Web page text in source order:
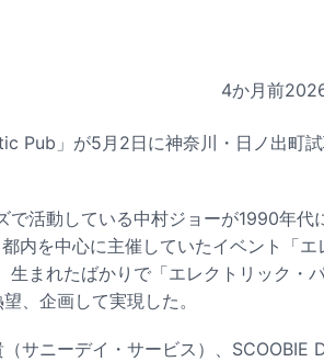
4か月前
Pub」が5月2日に神奈川・日ノ出町
活動している中村ジョーが1990年代
内を中心に主催していたイベント「エ
まれたばかりで「エレクトリック・
、企画して実現した。
サニーデイ・サービス）、SCOOBIE